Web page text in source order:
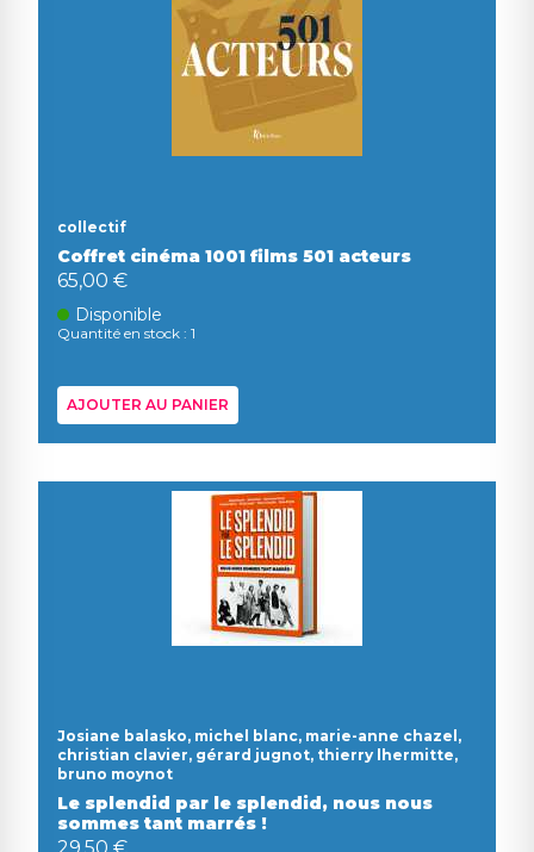
collectif
Coffret cinéma 1001 films 501 acteurs
65,00 €
Disponible
Quantité en stock : 1
AJOUTER AU PANIER
Josiane balasko, michel blanc, marie-anne chazel,
christian clavier, gérard jugnot, thierry lhermitte,
bruno moynot
Le splendid par le splendid, nous nous
sommes tant marrés !